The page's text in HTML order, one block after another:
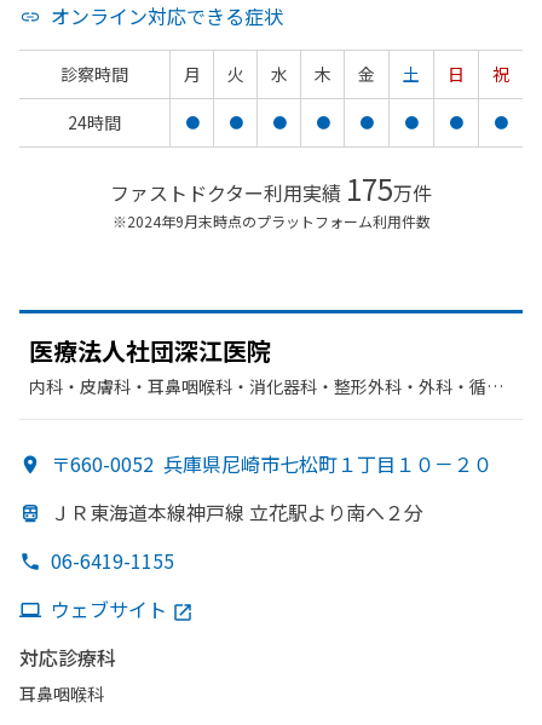
オンライン対応できる症状
診察時間 月 火 水 木 金 土 日
祝
24時間
● ● ● ● ● ● ● ●
ファストドクター利用実績 175万件
※2024年9月末時点のプラットフォーム利用件数
医療法人社団深江医院
内科・​皮膚科・​耳鼻咽喉科・​消化器科・​整形外科・​外科・​循環
〒660-0052 兵庫県尼崎市七松町１丁目１０－２０
ＪＲ東海道本線神戸線 立花駅より南へ ２分
06-6419-1155
ウェブサイト
対応診療科
耳鼻咽喉科